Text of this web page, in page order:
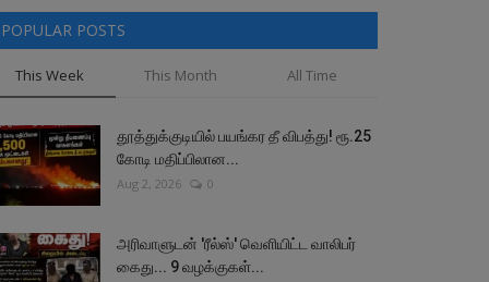
POPULAR POSTS
This Week This Month All Time
தூத்துக்குடியில் பயங்கர தீ விபத்து! ரூ.25
கோடி மதிப்பிலான...
Aug 2, 2026 0
அரிவாளுடன் 'ரீல்ஸ்' வெளியிட்ட வாலிபர்
கைது... 9 வழக்குகள்...